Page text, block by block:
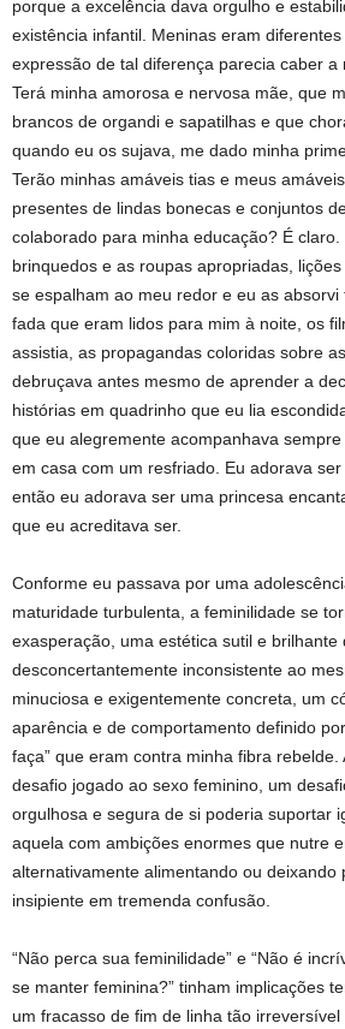
porque a excelência dava orgulho e
existência infantil. Meninas eram
expressão de tal diferença parecia caber a
Terá minha amorosa e nervosa mãe, que
brancos de organdi e sapatilhas e que
quando eu os sujava, me dado minha
Terão minhas amáveis tias e meus
presentes de lindas bonecas e conjuntos
colaborado para minha educação? É
brinquedos e as roupas apropriadas,
se espalham ao meu redor e eu as
fada que eram lidos para mim à noite, os
assistia, as propagandas coloridas sobre
debruçava antes mesmo de aprender a
histórias em quadrinho que eu lia
que eu alegremente acompanhava
em casa com um resfriado. Eu adorava
então eu adorava ser uma princesa
que eu acreditava ser.
Conforme eu passava por uma
maturidade turbulenta, a feminilidade se
exasperação, uma estética sutil e brilhante
desconcertantemente inconsistente ao
minuciosa e exigentemente concreta, um
aparência e de comportamento definido por
faça” que eram contra minha fibra rebelde.
desafio jogado ao sexo feminino, um
orgulhosa e segura de si poderia suportar
aquela com ambições enormes que nutre
alternativamente alimentando ou deixando
insipiente em tremenda confusão.
“Não perca sua feminilidade” e “Não é
se manter feminina?” tinham implicações
um fracasso de fim de linha tão